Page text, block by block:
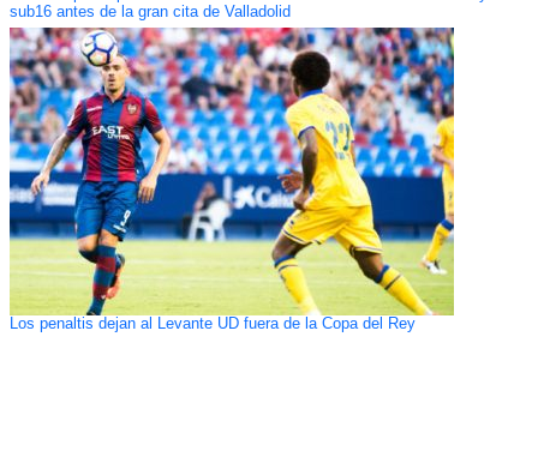
sub16 antes de la gran cita de Valladolid
Los penaltis dejan al Levante UD fuera de la Copa del Rey